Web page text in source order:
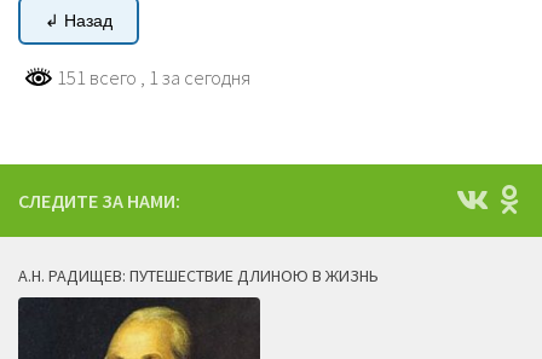
↲ Назад
151 всего , 1 за сегодня
СЛЕДИТЕ ЗА НАМИ:
А.Н. РАДИЩЕВ: ПУТЕШЕСТВИЕ ДЛИНОЮ В ЖИЗНЬ